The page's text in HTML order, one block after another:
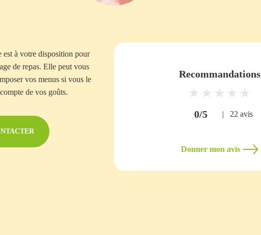
est à votre disposition pour
de repas. Elle peut vous
vos menus si vous le
de vos goûts.
Recommandations
0/5 | 22 avis
Donner mon avis